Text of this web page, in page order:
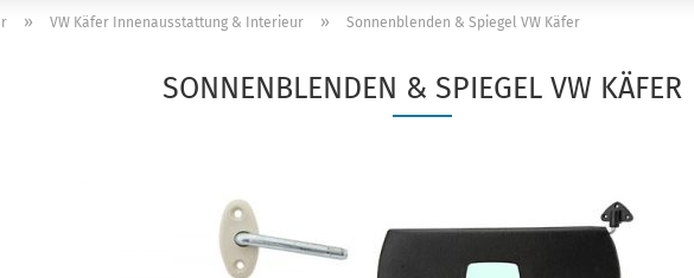
Passwort
» VW Käfer Innenausstattung & Interieur » Sonnenblenden & Spiegel VW Käfer
SONNENBLENDEN & SPIEGEL VW KÄFER